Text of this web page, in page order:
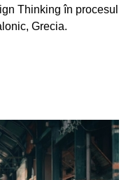
Thinking în procesul
Grecia.